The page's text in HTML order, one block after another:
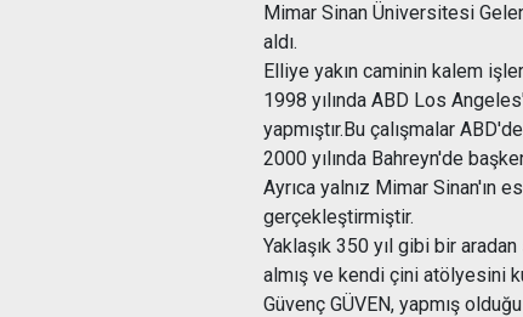
Mimar Sinan Üniversitesi
aldı.
Elliye yakın caminin kalem
1998 yılında ABD Los
yapmıştır.Bu çalışmalar
2000 yılında Bahreyn'de
Ayrıca yalnız Mimar Sinan'ın
gerçekleştirmiştir.
Yaklaşık 350 yıl gibi bir
almış ve kendi çini atölyesini
Güvenç GÜVEN, yapmış